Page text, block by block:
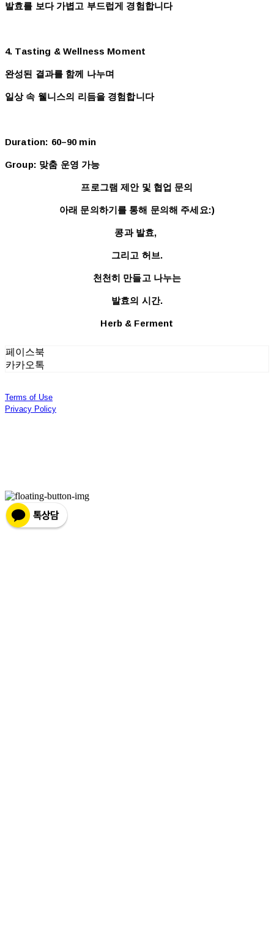
발효를 보다 가볍고 부드럽게 경험합니다
4. Tasting & Wellness Moment
완성된 결과를 함께 나누며
일상 속 웰니스의 리듬을 경험합니다
Duration: 60–90 min
Group: 맞춤 운영 가능
프로그램 제안 및 협업 문의
아래 문의하기를 통해 문의해 주세요:)
콩과 발효,
그리고 허브.
천천히 만들고 나누는
발효의 시간.
Herb & Ferment
페이스북
카카오톡
Terms of Use
Privacy Policy